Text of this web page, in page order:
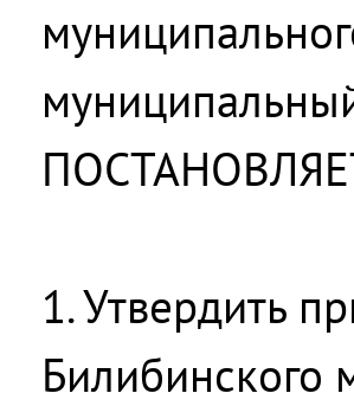
1. Утвердить
Билибинского